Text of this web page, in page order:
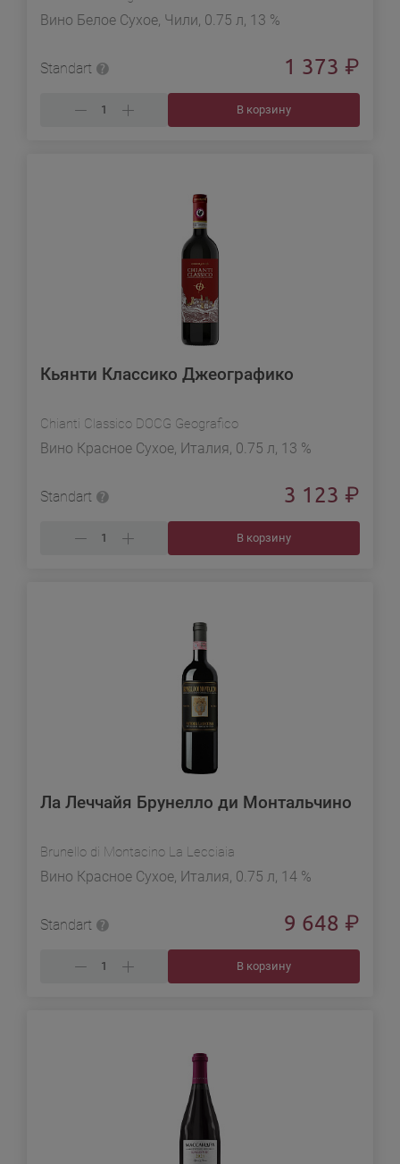
Вино Белое Сухое, Чили, 0.75 л, 13 %
Standart 1 373 ₽
В корзину
Кьянти Классико Джеографико
Chianti Classico DOCG Geografico
Вино Красное Сухое, Италия, 0.75 л, 13 %
Standart 3 123 ₽
В корзину
Ла Леччайя Брунелло ди Монтальчино
Brunello di Montacino La Lecciaia
Вино Красное Сухое, Италия, 0.75 л, 14 %
Standart 9 648 ₽
В корзину